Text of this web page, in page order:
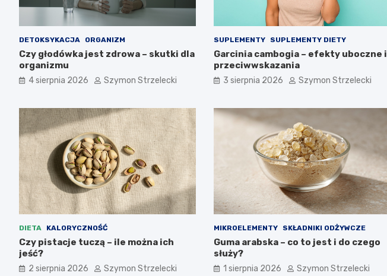
DETOKSYKACJA ORGANIZM
Czy głodówka jest zdrowa – skutki dla
organizmu
4 sierpnia 2026 Szymon Strzelecki
SUPLEMENTY SUPLEMENTY DIETY
Garcinia cambogia – efekty uboczne i
przeciwwskazania
3 sierpnia 2026 Szymon Strzelecki
DIETA KALORYCZNOŚĆ
Czy pistacje tuczą – ile można ich
jeść?
2 sierpnia 2026 Szymon Strzelecki
MIKROELEMENTY SKŁADNIKI ODŻYWCZE
Guma arabska – co to jest i do czego
służy?
1 sierpnia 2026 Szymon Strzelecki